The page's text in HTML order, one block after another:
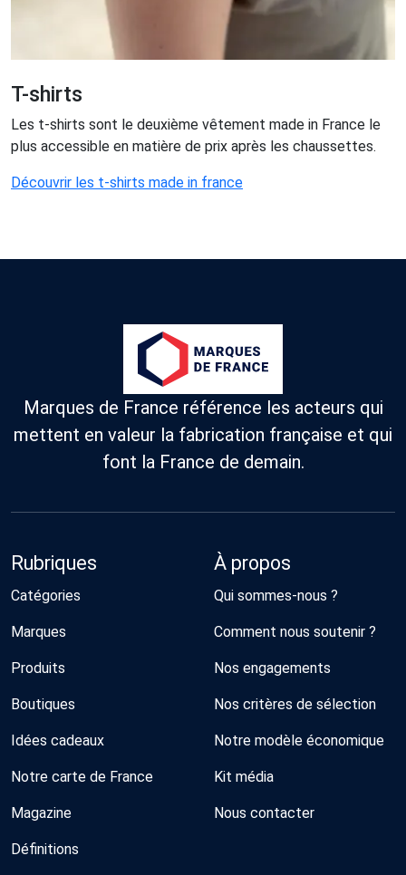
T-shirts
Les t-shirts sont le deuxième vêtement made in France le
plus accessible en matière de prix après les chaussettes.
Découvrir les t-shirts made in france
Marques de France référence les acteurs qui
mettent en valeur la fabrication française et qui
font la France de demain.
Rubriques
Catégories
Marques
Produits
Boutiques
Idées cadeaux
Notre carte de France
Magazine
Définitions
À propos
Qui sommes-nous ?
Comment nous soutenir ?
Nos engagements
Nos critères de sélection
Notre modèle économique
Kit média
Nous contacter